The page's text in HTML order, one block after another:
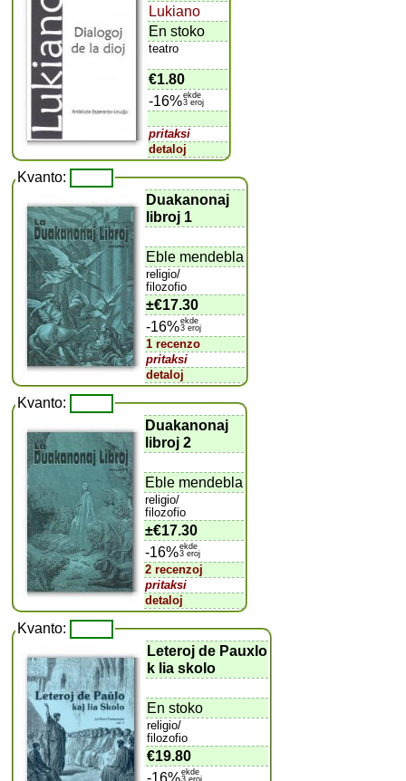
Lukiano
En stoko
teatro
€1.80
-16%ekde
3 eroj
pritaksi
detaloj
Kvanto:
Duakanonaj
libroj 1
Eble mendebla
religio/
filozofio
±€17.30
-16%ekde
3 eroj
1 recenzo
pritaksi
detaloj
Kvanto:
Duakanonaj
libroj 2
Eble mendebla
religio/
filozofio
±€17.30
-16%ekde
3 eroj
2 recenzoj
pritaksi
detaloj
Kvanto:
Leteroj de Pauxlo
k lia skolo
En stoko
religio/
filozofio
€19.80
-16%ekde
3 eroj